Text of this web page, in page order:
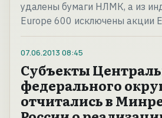
удалены бумаги НЛМК, а из
Europe 600 исключены акции
07.06.2013 08:45
Субъекты
федерального
отчитались в